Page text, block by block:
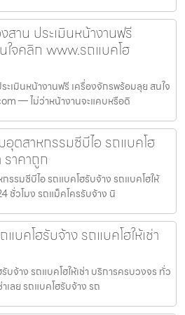
สาน ประเมินหน้างานฟรี
จคลิก www.รถแบคโฮ
เมินหน้างานฟรี เครื่องจักรพร้อมลุย สนใจ
— ไม่ว่าหน้างานจะแคบหรือดิ
ตสาหกรรมซีบีไอ รถแบคโฮ
ราคาถูก
รมซีบีไอ รถแบคโฮรับจ้าง รถแบคโฮให้
ชั่วโมง รถแม็คโครรับจ้าง นิ
แบคโฮรับจ้าง รถแบคโฮให้เช่า
บจ้าง รถแบคโฮให้เช่า บริการครบวงจร ทั่ว
เลย รถแบคโฮรับจ้าง รถ